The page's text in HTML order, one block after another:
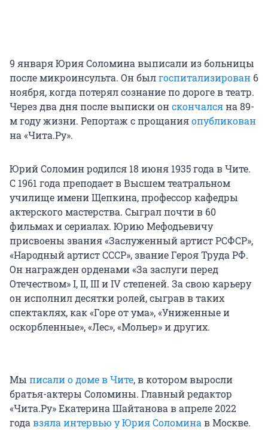
9 января Юрия Соломина выписали из больницы
после микроинсульта. Он былгоспитализирован 6
ноября, когда потерял сознание по дороге в театр.
Через два дня после выписки онскончалсяна 89-
м году жизни. Репортаж с прощанияопубликован
на «Чита.Ру».
Юрий Соломин родился 18 июня 1935 года в Чите.
С 1961 года преподает в Высшем театральном
училище имени Щепкина, профессор кафедры
актерского мастерства. Сыграл почти в 60
фильмах и сериалах. Юрию Мефодьевичу
присвоены звания «Заслуженный артист РСФСР»,
«Народный артист СССР», звание Героя Труда РФ.
Он награжден орденами «За заслуги перед
Отечеством» I, II, III и IV степеней. За свою карьеру
он исполнил десятки ролей, сыграв в таких
спектаклях, как «Горе от ума», «Униженные и
оскорбленные», «Лес», «Мольер» и других.
Мы писали о доме в Чите, в котором выросли
братья-актеры Соломины. Главный редактор
«Чита.Ру» Екатерина Шайтанова в апреле 2022
года взяла интервью у Юрия Соломина в Москве.